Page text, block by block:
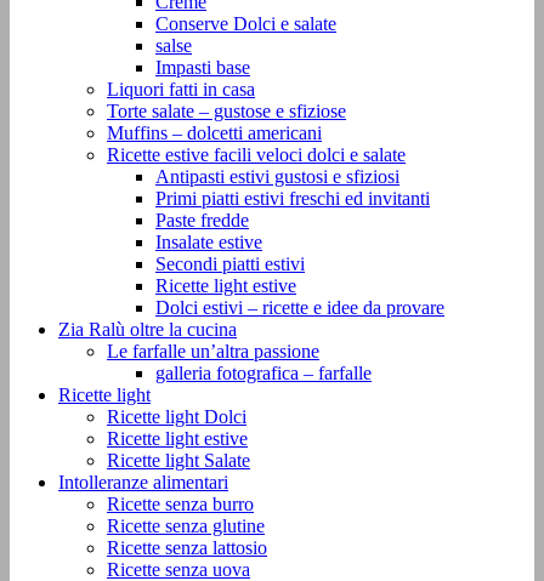
Conserve Dolci e salate
salse
Impasti base
Liquori fatti in casa
Torte salate – gustose e sfiziose
Muffins – dolcetti americani
Ricette estive facili veloci dolci e salate
Antipasti estivi gustosi e sfiziosi
Primi piatti estivi freschi ed invitanti
Paste fredde
Insalate estive
Secondi piatti estivi
Ricette light estive
Dolci estivi – ricette e idee da provare
Zia Ralù oltre la cucina
Le farfalle un’altra passione
galleria fotografica – farfalle
Ricette light
Ricette light Dolci
Ricette light estive
Ricette light Salate
Intolleranze alimentari
Ricette senza burro
Ricette senza glutine
Ricette senza lattosio
Ricette senza uova